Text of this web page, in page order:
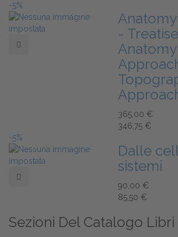
-5%
-
365,00 €
346,75 €
-5%
Dalle
sistemi
90,00 €
85,50 €
Sezioni Del Catalogo Libri